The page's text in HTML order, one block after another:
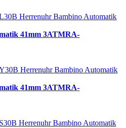
41mm 3ATMRA-
41mm 3ATMRA-